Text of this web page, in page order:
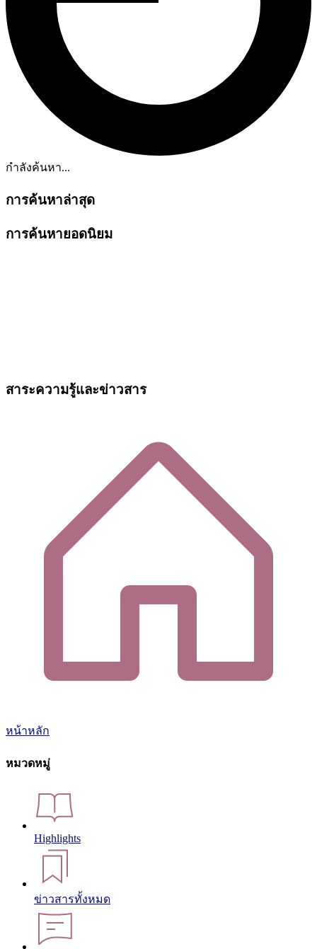
กำลังค้นหา...
การค้นหาล่าสุด
การค้นหายอดนิยม
สาระความรู้และข่าวสาร
หน้าหลัก
หมวดหมู่
Highlights
ข่าวสารทั้งหมด